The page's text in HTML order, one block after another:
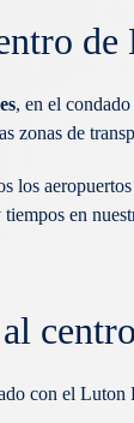
de
, en el
zonas de
los
en
con el